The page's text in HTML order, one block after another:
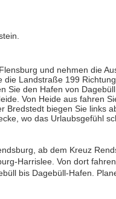
und nehmen die
die Landstraße 199
Sie den Hafen von
Von Heide aus fahren
Bredstedt biegen Sie links
wo das Urlaubsgefühl
ab dem Kreuz
Harrislee. Von dort
bis Dagebüll-Hafen.